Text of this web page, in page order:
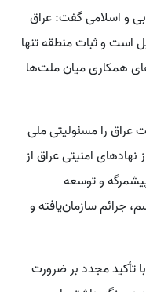
و اسلامی گفت: عراق
است و ثبات منطقه تنها
همکاری میان ملت‌ها
عراق را مسئولیتی ملی
امنیتی عراق از
و توسعه
جرائم سازمان‌یافته و
تأکید مجدد بر ضرورت